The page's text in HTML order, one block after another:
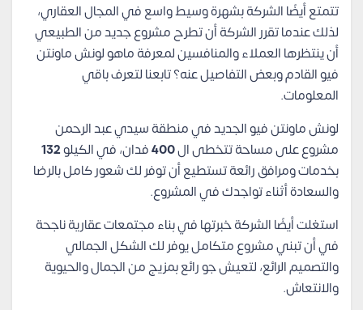
تتمتع أيضًا الشركة بشهرة وسيط واسع في المجال العقاري،
لذلك عندما تقرر الشركة أن تطرح مشروع جديد من الطبيعي
أن ينتظرها العملاء والمنافسين لمعرفة ماهو لونش ماونتن
فيو القادم وبعض التفاصيل عنه؟ تابعنا لتعرف باقي
المعلومات.
لونش ماونتن فيو الجديد في منطقة سيدي عبد الرحمن
مشروع على مساحة تتخطى ال400فدان، في الكيلو132
بخدمات ومرافق رائعة تستطيع أن توفر لك شعور كامل بالرضا
والسعادة أثناء تواجدك في المشروع.
استغلت أيضًا الشركة خبرتها في بناء مجتمعات عقارية ناجحة
في أن تبني مشروع متكامل يوفر لك الشكل الجمالي
والتصميم الرائع، لتعيش جو رائع بمزيج من الجمال والحيوية
والانتعاش.